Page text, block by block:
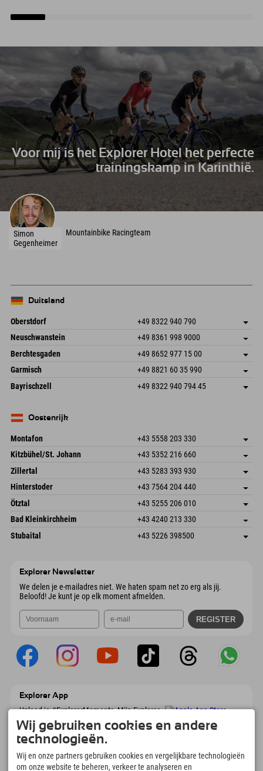
Voor mij is het Explorer Hotel het perfecte
trainingskamp in Karinthië.
Simon
Gegenheimer
Mountainbike Racingteam
Duitsland
Oberstdorf +49 8322 940 790
An der Breitach 3
Duitsland
Adres opslaan
Booking
Neuschwanstein +49 8361 998 9000
An der Riese 45
87484 Nesselwang im Allgäu
Duitsland
Adres opslaan
Aankomstinformatie
Booking
Berchtesgaden +49 8652 977 15 00
Hofreitstr. 7
Duitsland
Adres opslaan
Booking
Garmisch +49 8821 60 35 990
Frickenstraße 22
82490 Farchant
Adres opslaan
Aankomstinformatie
Bayrischzell +49 8322 940 794 45
Duitsland
Oostenrijk
Montafon +43 5558 203 330
Dorfstr. 127b
6793 Gaschurn/Montafon
Oostenrijk
Adres opslaan
Booking
Kitzbühel/St. Johann +43 5352 216 660
Speckbacherstraße 87
6380 St. Johann in Tirol
Oostenrijk
Adres opslaan
Aankomstinformatie
Booking
Zillertal +43 5283 393 930
Schmiedau 2
Oostenrijk
Adres opslaan
Booking
Hinterstoder +43 7564 204 440
Freizeitpark 10
4573 Hinterstoder
Oostenrijk
Adres opslaan
Aankomstinformatie
Booking
Ötztal +43 5255 206 010
Gscheat 14
Oostenrijk
Adres opslaan
Booking
Bad Kleinkirchheim +43 4240 213 330
Dorfstraße 24
9546 Bad Kleinkirchheim
Adres opslaan
Aankomstinformatie
Stubaital +43 5226 398500
Explorer Newsletter
We delen je e-mailadres niet. We haten spam net zo erg als jij.
Beloofd! Je kunt je op elk moment afmelden.
Explorer App
Upload je #ExplorerMoments, Mijn Explorer
To Go met een boekingsoverzicht, bucketlist,
restaurantoverzicht en nog veel meer.
Download nu!
Wij gebruiken cookies en andere
technologieën.
Wij en onze partners gebruiken cookies en vergelijkbare technologieën
om onze website te beheren, verkeer te analyseren en